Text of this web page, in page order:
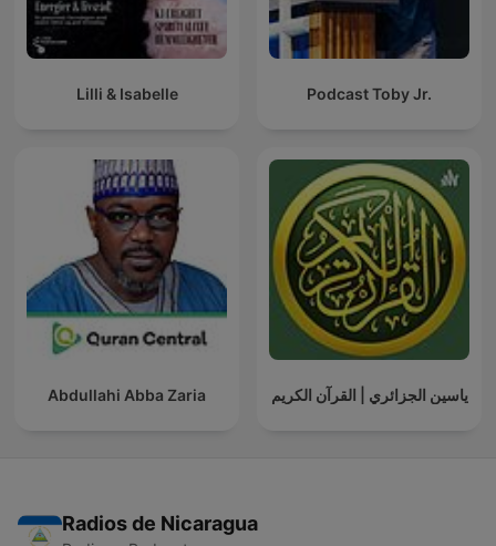
Lilli & Isabelle Podcast Toby Jr.
Abdullahi Abba Zaria ياسين الجزائري | القرآن الكريم
Radios de Nicaragua